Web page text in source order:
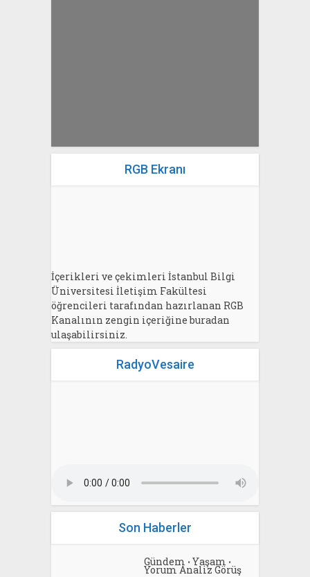
RGB Ekranı
İçerikleri ve çekimleri İstanbul Bilgi
Üniversitesi İletişim Fakültesi
öğrencileri tarafından hazırlanan RGB
Kanalının zengin içeriğine buradan
ulaşabilirsiniz.
RadyoVesaire
Son Haberler
Gündem • Yaşam •
Yorum Analiz Görüş